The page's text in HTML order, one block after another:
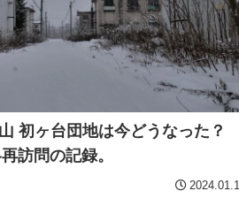
初ヶ台団地は今どうなった？
訪問の記録。